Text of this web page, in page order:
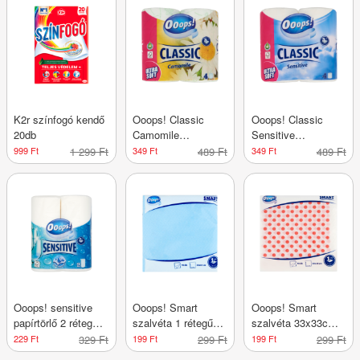
K2r színfogó kendő
20db
999 Ft 1 299 Ft
Ooops! Classic
Camomile
toalettpapír 3rétegű
4tekercs
349 Ft 489 Ft
Ooops! Classic
Sensitive
toalettpapír 3rétegű
4tekercs
349 Ft 489 Ft
Ooops! sensitive
papírtörlő 2 rétegű,
2 tekercs
229 Ft 329 Ft
Ooops! Smart
szalvéta 1 rétegű
33 x 33 cm 45 db
199 Ft 299 Ft
Ooops! Smart
szalvéta 33x33cm 1
rétegű 45db
199 Ft 299 Ft